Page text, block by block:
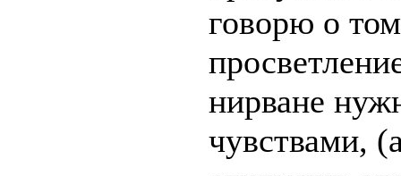
говорю о
нирване
чувствами,